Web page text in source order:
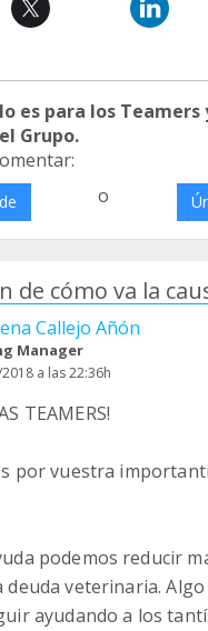
es para los Teamers
Grupo.
o
de cómo va la
Callejo Añón
Manager
a las 22:36h
TEAMERS!
por vuestra
podemos reducir
veterinaria. Algo
ayudando a los